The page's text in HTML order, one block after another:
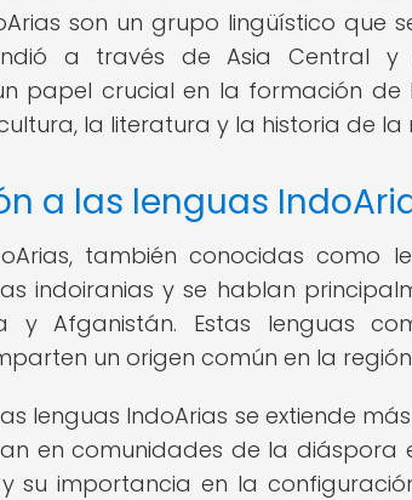
son un grupo lingüístico que
a través de Asia Central y
papel crucial en la formación de
la literatura y la historia de la
a las lenguas
también conocidas como
indoiranias y se hablan
y Afganistán. Estas lenguas
un origen común en la
lenguas IndoArias se extiende
en comunidades de la diáspora
su importancia en la